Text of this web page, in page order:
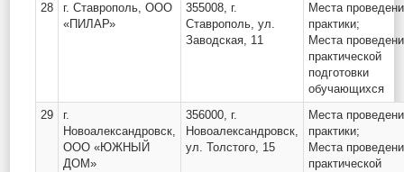
28
г. Ставрополь, ООО
«ПИЛАР»
355008, г.
Ставрополь, ул.
Заводская, 11
Места
практики;
Места
практической
подготовки
обучающихся
29
г.
Новоалександровск,
ООО «ЮЖНЫЙ
ДОМ»
356000, г.
Новоалександровск,
ул. Толстого, 15
Места
практики;
Места
практической